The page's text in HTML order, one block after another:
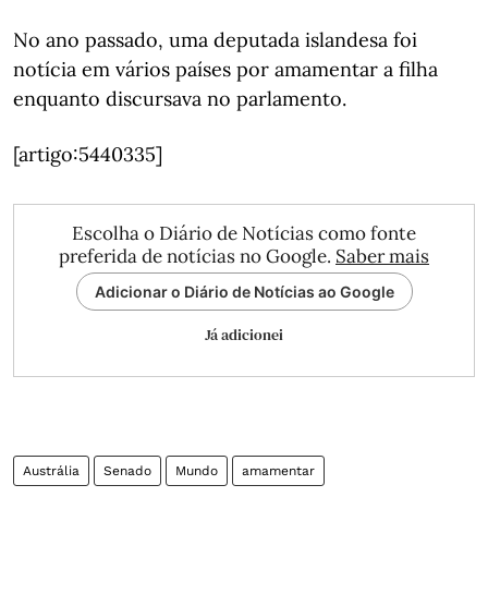
No ano passado, uma deputada islandesa foi
notícia em vários países por amamentar a filha
enquanto discursava no parlamento.
[artigo:5440335]
Escolha o Diário de Notícias como fonte
preferida de notícias no Google. Saber mais
Adicionar o Diário de Notícias ao Google
Já adicionei
Austrália Senado Mundo amamentar